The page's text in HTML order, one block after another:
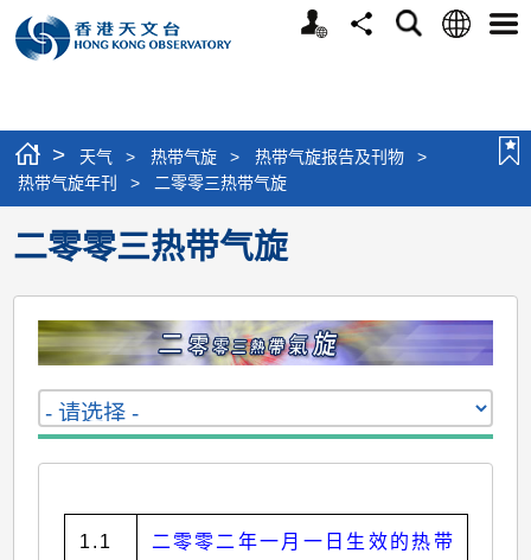
个
分
搜
语
选
> 天气 > 热带气旋 > 热带气旋报告及刊物
>
热带气旋年刊
> 二零零三热带气旋
二零零三热带气旋
1.1
二零零二年一月一日生效的热带